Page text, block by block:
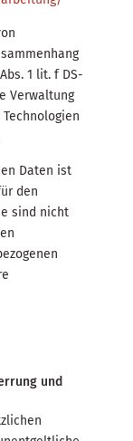
1 lit. f DS-
Verwaltung
Daten ist
den
sind nicht
und